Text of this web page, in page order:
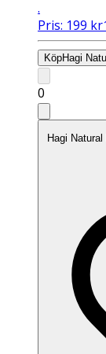
.
Pris: 199 kr
KöpHagi
0
Hagi